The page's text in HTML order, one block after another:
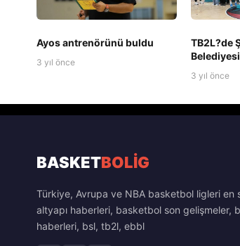
Ayos antrenörünü buldu
3 yıl önce
TB2L?de
Belediyesi
3 yıl önce
BASKETBOLİG
Türkiye, Avrupa ve NBA basketbol ligleri en
altyapı haberleri, basketbol son gelişmeler,
haberleri, bsl, tb2l, ebbl